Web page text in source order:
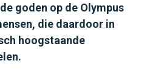
goden op de Olympus
die daardoor in
hoogstaande